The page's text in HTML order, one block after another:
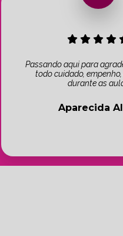
Passando aqui para
todo cuidado,
durante as
Aparecida